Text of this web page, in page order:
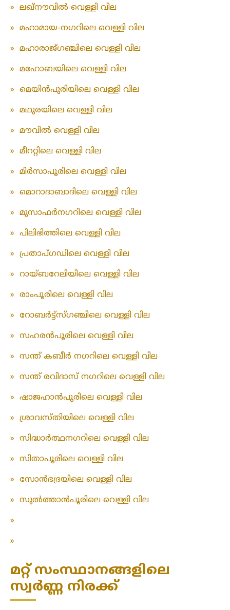
» ലഖ്‌നൗവിൽ വെള്ളി വില
» മഹാമായ-നഗറിലെ വെള്ളി വില
» മഹാരാജ്ഗഞ്ചിലെ വെള്ളി വില
» മഹോബയിലെ വെള്ളി വില
» മെയിൻപുരിയിലെ വെള്ളി വില
» മഥുരയിലെ വെള്ളി വില
» മൗവിൽ വെള്ളി വില
» മീററ്റിലെ വെള്ളി വില
» മിർസാപൂരിലെ വെള്ളി വില
» മൊറാദാബാദിലെ വെള്ളി വില
» മുസാഫർനഗറിലെ വെള്ളി വില
» പിലിഭിത്തിലെ വെള്ളി വില
» പ്രതാപ്ഗഡിലെ വെള്ളി വില
» റായ്ബറേലിയിലെ വെള്ളി വില
» രാംപൂരിലെ വെള്ളി വില
» റോബർട്ട്സ്ഗഞ്ചിലെ വെള്ളി വില
» സഹരൻപൂരിലെ വെള്ളി വില
» സന്ത് കബീർ നഗറിലെ വെള്ളി വില
» സന്ത് രവിദാസ് നഗറിലെ വെള്ളി വില
» ഷാജഹാൻപൂരിലെ വെള്ളി വില
» ശ്രാവസ്തിയിലെ വെള്ളി വില
» സിദ്ധാർത്ഥനഗറിലെ വെള്ളി വില
» സിതാപൂരിലെ വെള്ളി വില
» സോൻഭദ്രയിലെ വെള്ളി വില
» സുൽത്താൻപൂരിലെ വെള്ളി വില
»
»
മറ്റ് സംസ്ഥാനങ്ങളിലെ
സ്വർണ്ണ നിരക്ക്